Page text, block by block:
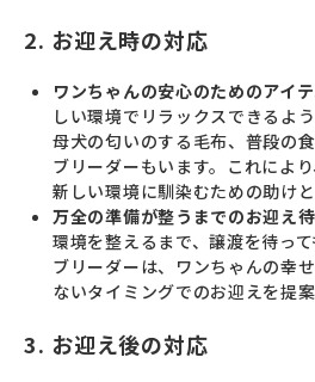
2. お迎え時の対応
ワンちゃんの安心のためのアイ
しい環境でリラックスできるよ
母犬の匂いのする毛布、普段の
ブリーダーもいます。これによ
新しい環境に馴染むための助けと
万全の準備が整うまでのお迎え
環境を整えるまで、譲渡を待って
ブリーダーは、ワンちゃんの幸
ないタイミングでのお迎えを提案
3. お迎え後の対応